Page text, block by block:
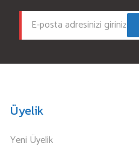
Üyelik
Yeni Üyelik